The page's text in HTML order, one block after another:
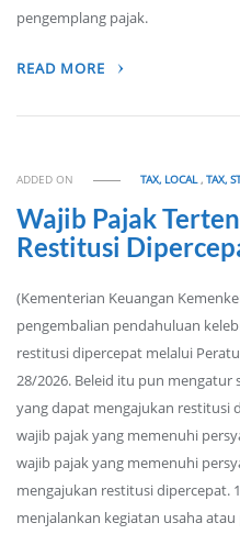
pengemplang pajak.
READ MORE
ADDED ON TAX, LOCAL,TAX,
Wajib Pajak
Restitusi
(Kementerian Keuangan
pengembalian pendahuluan
restitusi dipercepat melalui
28/2026. Beleid itu pun mengatur
yang dapat mengajukan restitusi
wajib pajak yang memenuhi
wajib pajak yang memenuhi
mengajukan restitusi dipercepat.
menjalankan kegiatan usaha